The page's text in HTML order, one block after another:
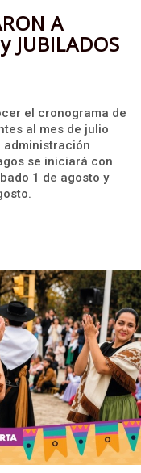
A
JUBILADOS
el cronograma de
al mes de julio
administración
se iniciará con
1 de agosto y